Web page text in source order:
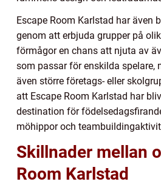
Escape Room Karlstad har även
genom att erbjuda grupper på
förmågor en chans att njuta av
som passar för enskilda spelare,
även större företags- eller
att Escape Room Karlstad har
destination för
möhippor och
Skillnader mellan
Room Karlstad